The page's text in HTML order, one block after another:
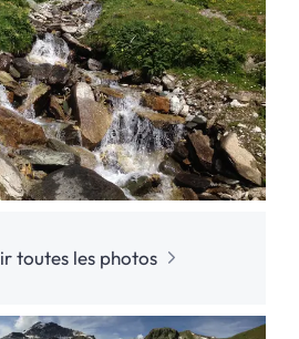
toutes les photos